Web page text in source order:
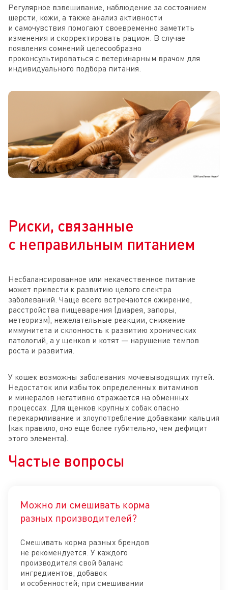
Регулярное взвешивание, наблюдение за состоянием
шерсти, кожи, а также анализ активности
и самочувствия помогают своевременно заметить
изменения и скорректировать рацион. В случае
появления сомнений целесообразно
проконсультироваться с ветеринарным врачом для
индивидуального подбора питания.
Риски, связанные
с неправильным питанием
Несбалансированное или некачественное питание
может привести к развитию целого спектра
заболеваний. Чаще всего встречаются ожирение,
расстройства пищеварения (диарея, запоры,
метеоризм), нежелательные реакции, снижение
иммунитета и склонность к развитию хронических
патологий, а у щенков и котят — нарушение темпов
роста и развития.
У кошек возможны заболевания мочевыводящих путей.
Недостаток или избыток определенных витаминов
и минералов негативно отражается на обменных
процессах. Для щенков крупных собак опасно
перекармливание и злоупотребление добавками кальция
(как правило, оно еще более губительно, чем дефицит
этого элемента).
Частые вопросы
Можно ли смешивать корма
разных производителей?
Смешивать корма разных брендов
не рекомендуется. У каждого
производителя свой баланс
ингредиентов, добавок
и особенностей; при смешивании